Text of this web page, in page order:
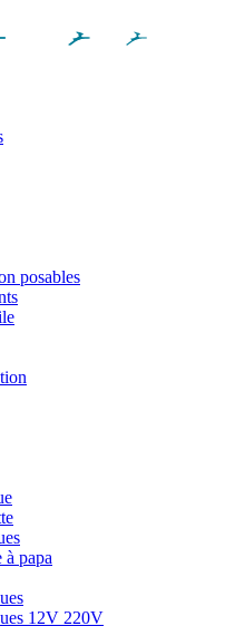
posables
à papa
12V 220V